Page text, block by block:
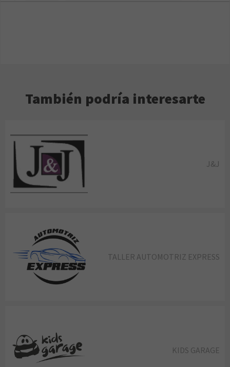
También podría interesarte
J&J
TALLER AUTOMOTRIZ EXPRESS
KIDS GARAGE